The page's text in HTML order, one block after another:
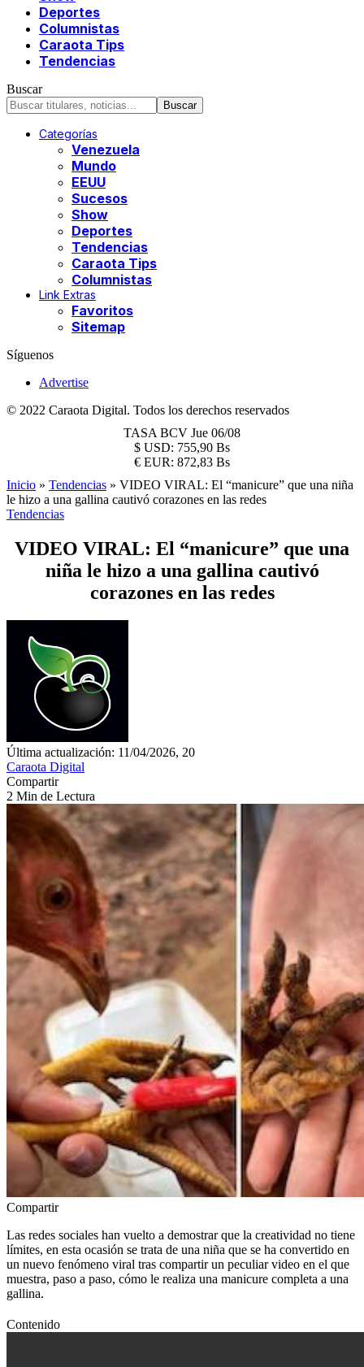
Deportes
Columnistas
Caraota Tips
Tendencias
Buscar
Categorías
Venezuela
Mundo
EEUU
Sucesos
Show
Deportes
Tendencias
Caraota Tips
Columnistas
Link Extras
Favoritos
Sitemap
Síguenos
Advertise
© 2022 Caraota Digital. Todos los derechos reservados
TASA BCV Jue 06/08
$ USD: 755,90 Bs
€ EUR: 872,83 Bs
Inicio » Tendencias » VIDEO VIRAL: El “manicure” que una niña
le hizo a una gallina cautivó corazones en las redes
Tendencias
VIDEO VIRAL: El “manicure” que una
niña le hizo a una gallina cautivó
corazones en las redes
Última actualización: 11/04/2026, 20
Caraota Digital
Compartir
2 Min de Lectura
Compartir
Las redes sociales han vuelto a demostrar que la creatividad no tiene
límites, en esta ocasión se trata de una niña que se ha convertido en
un nuevo fenómeno viral tras compartir un peculiar video en el que
muestra, paso a paso, cómo le realiza una manicure completa a una
gallina.
Contenido